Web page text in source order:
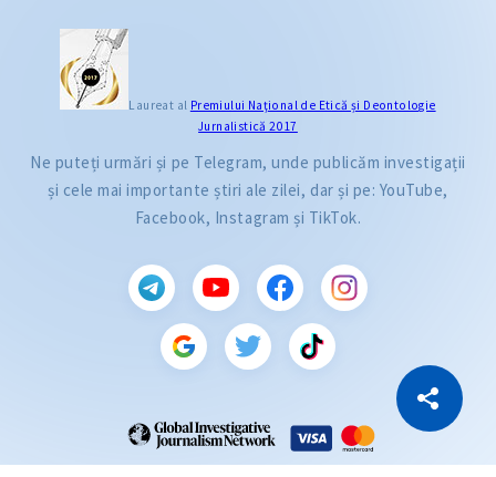
Copiază Link
Laureat al Premiului Naţional de Etică și Deontologie
Jurnalistică 2017
Ne puteți urmări și pe Telegram, unde publicăm investigații
și cele mai importante știri ale zilei, dar și pe: YouTube,
Facebook, Instagram și TikTok.